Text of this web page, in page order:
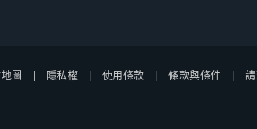
圖 隱私權 使用條款 條款與條件